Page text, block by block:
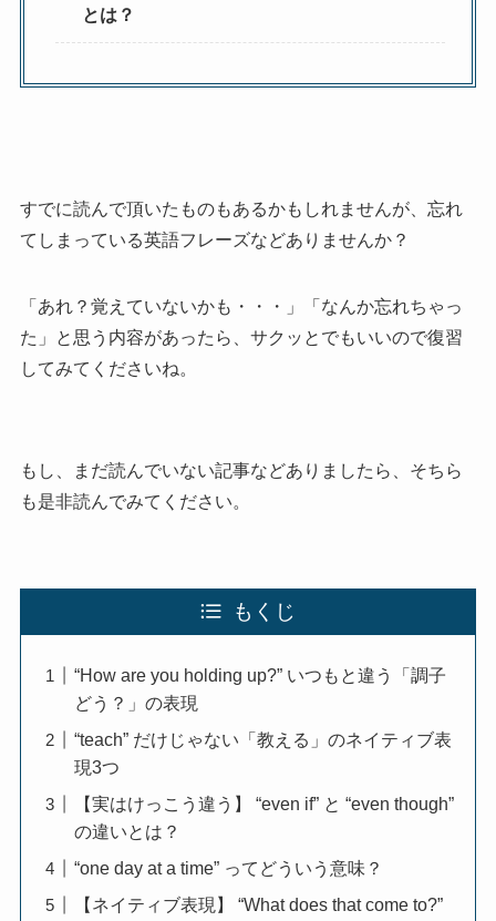
とは？
すでに読んで頂いたものもあるかもしれませんが、忘れ
てしまっている英語フレーズなどありませんか？
「あれ？覚えていないかも・・・」「なんか忘れちゃっ
た」と思う内容があったら、サクッとでもいいので復習
してみてくださいね。
もし、まだ読んでいない記事などありましたら、そちら
も是非読んでみてください。
もくじ
“How are you holding up?” いつもと違う「調子
どう？」の表現
“teach” だけじゃない「教える」のネイティブ表
現3つ
【実はけっこう違う】 “even if” と “even though”
の違いとは？
“one day at a time” ってどういう意味？
【ネイティブ表現】 “What does that come to?”